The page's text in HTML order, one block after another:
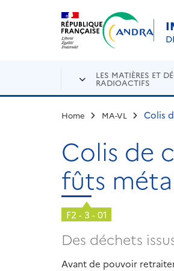
Aller au contenu principal
LES MATIÈRES ET
RADIOACTIFS
Home MA-VL Colis
Colis de
fûts
F2 - 3 - 01
Des déchets
Avant de pouvoir